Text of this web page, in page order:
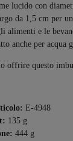
lucido con
da 1,5 cm per
alimenti e le
anche per acqua
offrire questo
E-4948
135 g
444 g